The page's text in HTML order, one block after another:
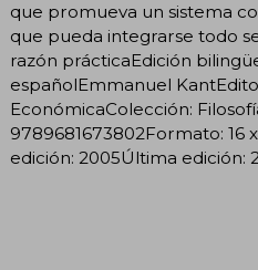
que promueva un sistema
que pueda integrarse todo
razón prácticaEdición
españolEmmanuel
EconómicaColección:
9789681673802Formato: 16
edición: 2005Última edición: